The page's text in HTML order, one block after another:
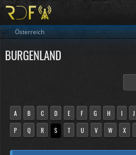
Österreich
BURGENLAND
A B C D E F G H I J
P
Q R S T U V W X